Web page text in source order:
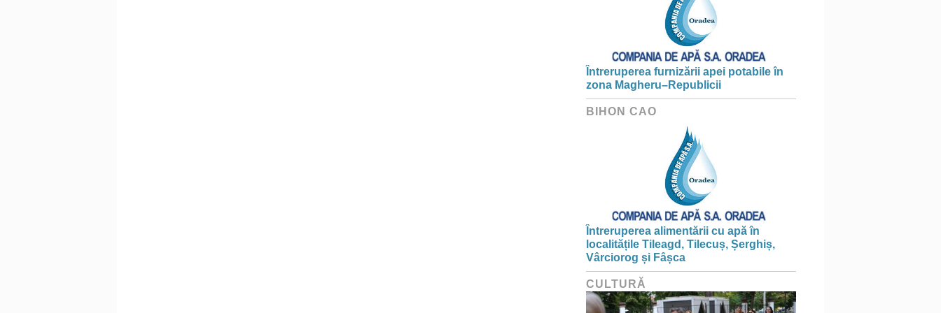
Întreruperea furnizării apei potabile în
zona Magheru–Republicii
BIHON CAO
Întreruperea alimentării cu apă în
localitățile Tileagd, Tilecuș, Șerghiș,
Vârciorog și Fâșca
CULTURĂ